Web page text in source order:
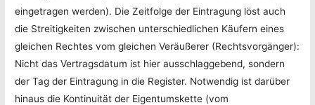
eingetragen werden). Die Zeitfolge der Eintragung löst auch
die Streitigkeiten zwischen unterschiedlichen Käufern eines
gleichen Rechtes vom gleichen Veräußerer (Rechtsvorgänger):
Nicht das Vertragsdatum ist hier ausschlaggebend, sondern
der Tag der Eintragung in die Register. Notwendig ist darüber
hinaus die Kontinuität der Eigentumskette (vom